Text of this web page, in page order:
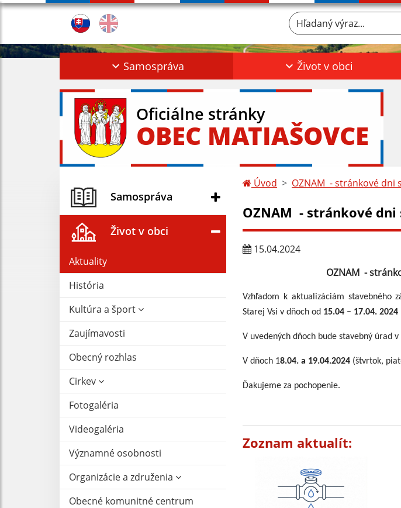
Hľadaný výraz...
Samospráva Život v obci
Oficiálne stránky
OBEC MATIAŠOVCE
Samospráva
Život v obci
Aktuality
História
Kultúra a šport
Zaujímavosti
Obecný rozhlas
Cirkev
Fotogaléria
Videogaléria
Významné osobnosti
Organizácie a združenia
Obecné komunitné centrum
Úvod OZNAM - stránkové dni
OZNAM - stránkové dni
15.04.2024
OZNAM -
Vzhľadom k aktualizáciám stavebného
Starej Vsi v dňoch od 15.04 – 17.04. 2024
V uvedených dňoch bude stavebný úrad v
V dňoch 18.04. a 19.04.2024 (štvrtok,
Ďakujeme za pochopenie.
Zoznam aktualít: